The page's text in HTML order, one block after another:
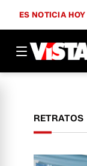
ES NOTICIA HOY
RETRATOS